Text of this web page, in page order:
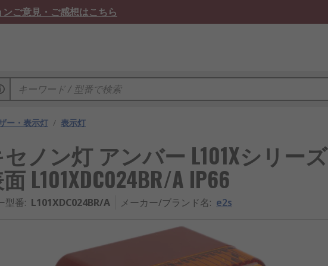
ンご意見・ご感想はこちら
ー・表示灯 / 表示灯
ノン灯 アンバー L101Xシリーズ
L101XDC024BR/A IP66
型番: L101XDC024BR/A メーカー/ブランド名: e2s